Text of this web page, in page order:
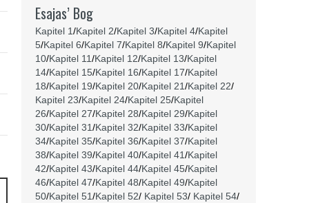
Esajas’ Bog
Kapitel 1/Kapitel 2/Kapitel 3/Kapitel 4/Kapitel
5/Kapitel 6/Kapitel 7/Kapitel 8/Kapitel 9/Kapitel
10/Kapitel 11/Kapitel 12/Kapitel 13/Kapitel
14/Kapitel 15/Kapitel 16/Kapitel 17/Kapitel
18/Kapitel 19/Kapitel 20/Kapitel 21/Kapitel 22/
Kapitel 23/Kapitel 24/Kapitel 25/Kapitel
26/Kapitel 27/Kapitel 28/Kapitel 29/Kapitel
30/Kapitel 31/Kapitel 32/Kapitel 33/Kapitel
34/Kapitel 35/Kapitel 36/Kapitel 37/Kapitel
38/Kapitel 39/Kapitel 40/Kapitel 41/Kapitel
42/Kapitel 43/Kapitel 44/Kapitel 45/Kapitel
46/Kapitel 47/Kapitel 48/Kapitel 49/Kapitel
50/Kapitel 51/Kapitel 52/ Kapitel 53/ Kapitel 54/